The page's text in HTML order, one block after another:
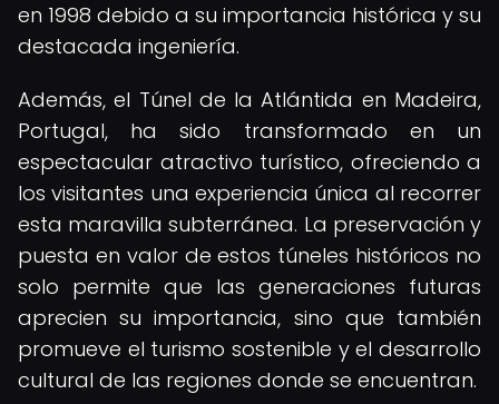
en 1998 debido a su importancia histórica y su
destacada ingeniería.
Además, el Túnel de la Atlántida en Madeira,
Portugal, ha sido transformado en un
espectacular atractivo turístico, ofreciendo a
los visitantes una experiencia única al recorrer
esta maravilla subterránea. La preservación y
puesta en valor de estos túneles históricos no
solo permite que las generaciones futuras
aprecien su importancia, sino que también
promueve el turismo sostenible y el desarrollo
cultural de las regiones donde se encuentran.